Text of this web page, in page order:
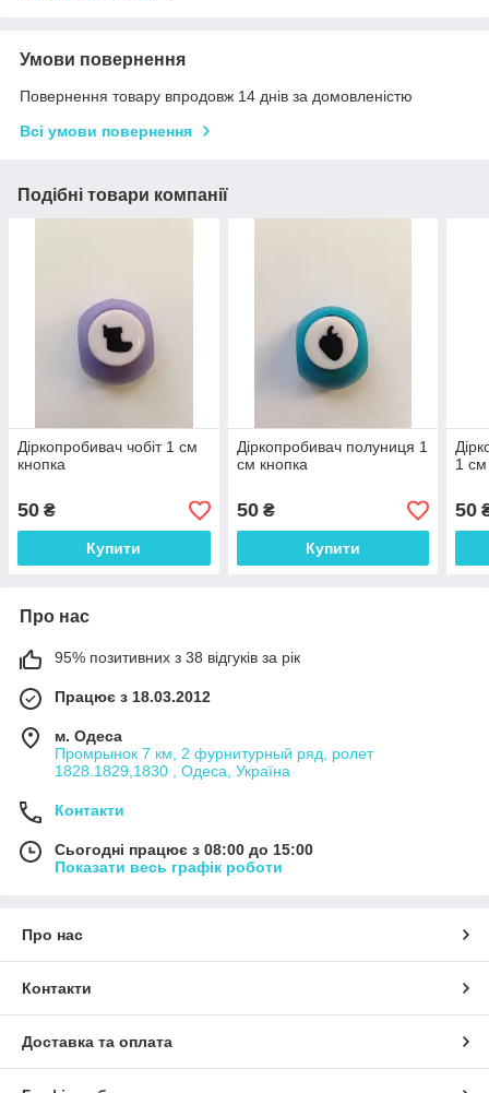
Умови повернення
Повернення товару впродовж 14 днів за домовленістю
Всі умови повернення
Подібні товари компанії
Діркопробивач чобіт 1 см
кнопка
50 ₴
Купити
Діркопробивач полуниця 1
см кнопка
50₴
Купити
1 см
50
Про нас
95% позитивних з 38 відгуків за рік
Працює з 18.03.2012
м. Одеса
Промрынок 7 км, 2 фурнитурный ряд, ролет
1828.1829,1830 , Одеса, Україна
Контакти
Сьогодні працює з 08:00 до 15:00
Показати весь графік роботи
Про нас
Контакти
Доставка та оплата